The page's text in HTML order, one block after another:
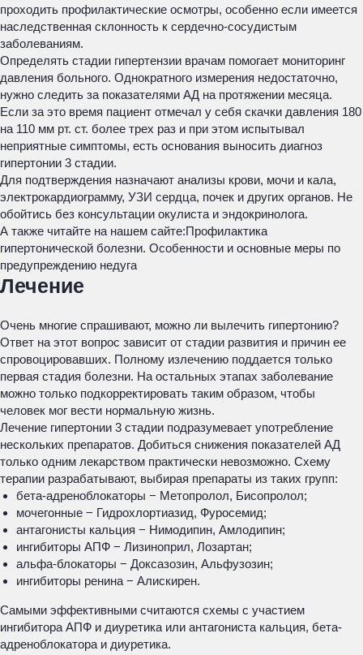
проходить профилактические осмотры, особенно если имеется
наследственная склонность к сердечно-сосудистым
заболеваниям.
Определять стадии гипертензии врачам помогает мониторинг
давления больного. Однократного измерения недостаточно,
нужно следить за показателями АД на протяжении месяца.
Если за это время пациент отмечал у себя скачки давления 180
на 110 мм рт. ст. более трех раз и при этом испытывал
неприятные симптомы, есть основания выносить диагноз
гипертонии 3 стадии.
Для подтверждения назначают анализы крови, мочи и кала,
электрокардиограмму, УЗИ сердца, почек и других органов. Не
обойтись без консультации окулиста и эндокринолога.
А также читайте на нашем сайте:Профилактика
гипертонической болезни. Особенности и основные меры по
предупреждению недуга
Лечение
Очень многие спрашивают, можно ли вылечить гипертонию?
Ответ на этот вопрос зависит от стадии развития и причин ее
спровоцировавших. Полному излечению поддается только
первая стадия болезни. На остальных этапах заболевание
можно только подкорректировать таким образом, чтобы
человек мог вести нормальную жизнь.
Лечение гипертонии 3 стадии подразумевает употребление
нескольких препаратов. Добиться снижения показателей АД
только одним лекарством практически невозможно. Схему
терапии разрабатывают, выбирая препараты из таких групп:
бета-адреноблокаторы − Метопролол, Бисопролол;
мочегонные − Гидрохлортиазид, Фуросемид;
антагонисты кальция − Нимодипин, Амлодипин;
ингибиторы АПФ − Лизиноприл, Лозартан;
альфа-блокаторы − Доксазозин, Альфузозин;
ингибиторы ренина − Алискирен.
Самыми эффективными считаются схемы с участием
ингибитора АПФ и диуретика или антагониста кальция, бета-
адреноблокатора и диуретика.